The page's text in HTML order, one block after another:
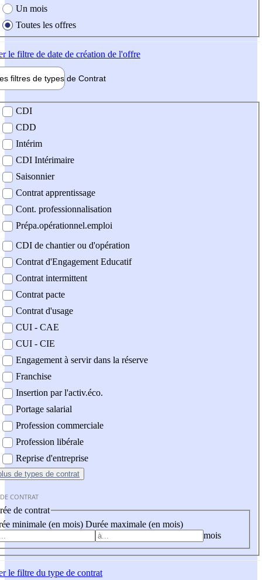
Un mois
Toutes les offres
le filtre de date de création de l'offre
filtres de types de Contrat
contrat
CDI
CDD
Intérim
CDI Intérimaire
Saisonnier
Contrat apprentissage
Cont. professionnalisation
Prépa.opérationnel.emploi
CDI de chantier ou d'opération
Contrat d'Engagement Educatif
Contrat intermittent
Contrat pacte
Contrat d'usage
CUI - CAE
CUI - CIE
Engagement à servir dans la réserve
Franchise
Insertion par l'activ.éco.
Portage salarial
Profession commerciale
Profession libérale
Reprise d'entreprise
de types de contrat
CONTRAT
de contrat
minimale (en mois) Durée maximale (en mois)
mois
le filtre du type de contrat